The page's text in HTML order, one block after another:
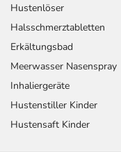
Hustenlöser
Halsschmerztabletten
Erkältungsbad
Meerwasser Nasenspray
Inhaliergeräte
Hustenstiller Kinder
Hustensaft Kinder